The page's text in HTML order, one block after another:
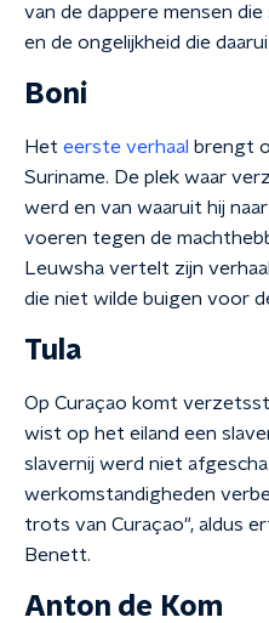
van de dappere mensen
en de ongelijkheid die
Boni
Het eerste verhaal brengt
Suriname. De plek waar
werd en van waaruit hij
voeren tegen de
Leuwsha vertelt zijn
die niet wilde buigen voor
Tula
Op Curaçao komt
wist op het eiland een
slavernij werd niet
werkomstandigheden
trots van Curaçao", aldus
Benett.
Anton de Kom